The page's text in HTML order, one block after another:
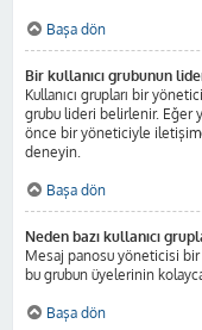
Başa dön
Bir kullanıcı grubunun
Kullanıcı grupları bir
grubu lideri belirlenir. Eğer
önce bir yöneticiyle
deneyin.
Başa dön
Neden bazı kullanıcı
Mesaj panosu yöneticisi bir
bu grubun üyelerinin
Başa dön